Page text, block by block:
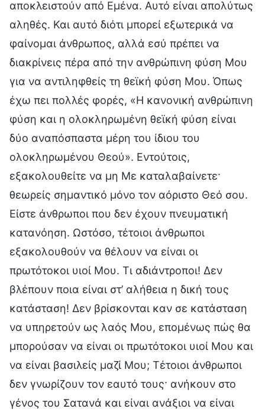
αποκλειστούν από Εμένα. Αυτό είναι απολύτως
αληθές. Και αυτό διότι μπορεί εξωτερικά να
φαίνομαι άνθρωπος, αλλά εσύ πρέπει να
διακρίνεις πέρα από την ανθρώπινη φύση Μου
για να αντιληφθείς τη θεϊκή φύση Μου. Όπως
έχω πει πολλές φορές, «Η κανονική ανθρώπινη
φύση και η ολοκληρωμένη θεϊκή φύση είναι
δύο αναπόσπαστα μέρη του ίδιου του
ολοκληρωμένου Θεού». Εντούτοις,
εξακολουθείτε να μη Με καταλαβαίνετε·
θεωρείς σημαντικό μόνο τον αόριστο Θεό σου.
Είστε άνθρωποι που δεν έχουν πνευματική
κατανόηση. Ωστόσο, τέτοιοι άνθρωποι
εξακολουθούν να θέλουν να είναι οι
πρωτότοκοι υιοί Μου. Τι αδιάντροποι! Δεν
βλέπουν ποια είναι στ’ αλήθεια η δική τους
κατάσταση! Δεν βρίσκονται καν σε κατάσταση
να υπηρετούν ως λαός Μου, επομένως πώς θα
μπορούσαν να είναι οι πρωτότοκοι υιοί Μου και
να είναι βασιλείς μαζί Μου; Τέτοιοι άνθρωποι
δεν γνωρίζουν τον εαυτό τους· ανήκουν στο
γένος του Σατανά και είναι ανάξιοι να είναι